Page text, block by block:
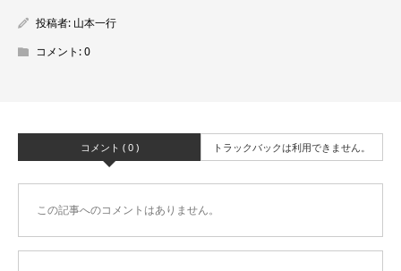
投稿者: 山本一行
コメント:0
コメント ( 0 ) トラックバックは利用できません。
この記事へのコメントはありません。